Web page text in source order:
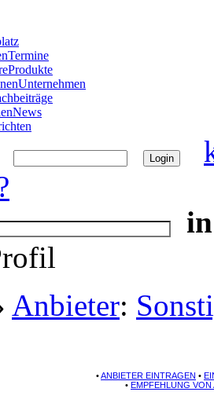
Termine
Produkte
Unternehmen
News
in
Anbieter:
•ANBIETER EINTRAGEN •
• EMPFEHLUNG VON